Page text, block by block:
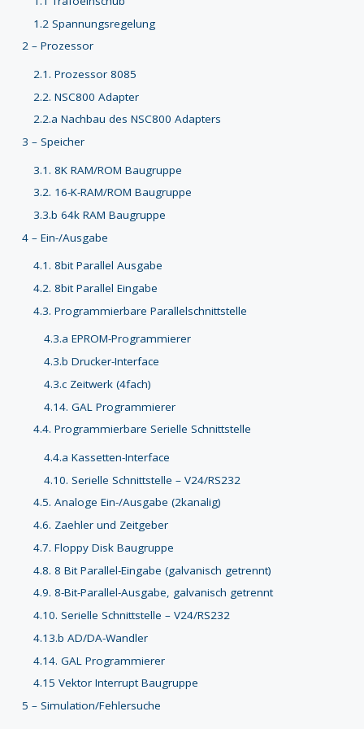
1.2 Spannungsregelung
2 – Prozessor
2.1. Prozessor 8085
2.2. NSC800 Adapter
2.2.a Nachbau des NSC800 Adapters
3 – Speicher
3.1. 8K RAM/ROM Baugruppe
3.2. 16-K-RAM/ROM Baugruppe
3.3.b 64k RAM Baugruppe
4 – Ein-/Ausgabe
4.1. 8bit Parallel Ausgabe
4.2. 8bit Parallel Eingabe
4.3. Programmierbare Parallelschnittstelle
4.3.a EPROM-Programmierer
4.3.b Drucker-Interface
4.3.c Zeitwerk (4fach)
4.14. GAL Programmierer
4.4. Programmierbare Serielle Schnittstelle
4.4.a Kassetten-Interface
4.10. Serielle Schnittstelle – V24/RS232
4.5. Analoge Ein-/Ausgabe (2kanalig)
4.6. Zaehler und Zeitgeber
4.7. Floppy Disk Baugruppe
4.8. 8 Bit Parallel-Eingabe (galvanisch getrennt)
4.9. 8-Bit-Parallel-Ausgabe, galvanisch getrennt
4.10. Serielle Schnittstelle – V24/RS232
4.13.b AD/DA-Wandler
4.14. GAL Programmierer
4.15 Vektor Interrupt Baugruppe
5 – Simulation/Fehlersuche